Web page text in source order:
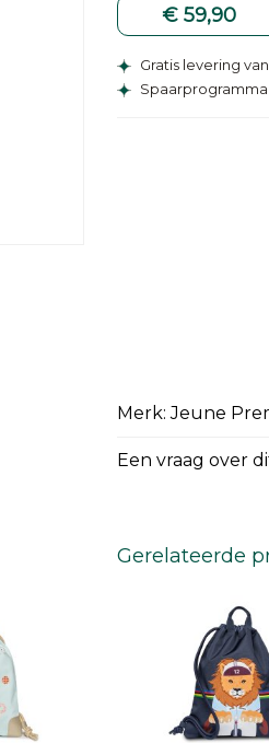
€ 59,90
Gratis levering
Spaarprogramma
Merk: Jeune
Een vraag over
Gerelateerde